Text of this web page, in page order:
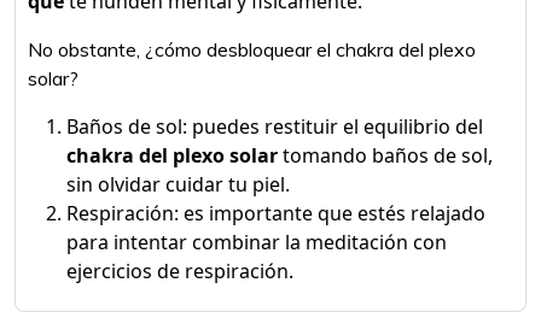
No obstante, ¿cómo desbloquear el chakra del plexo
solar?
Baños de sol: puedes restituir el equilibrio del
chakra del plexo solartomando baños de sol,
sin olvidar cuidar tu piel.
Respiración: es importante que estés relajado
para intentar combinar la meditación con
ejercicios de respiración.